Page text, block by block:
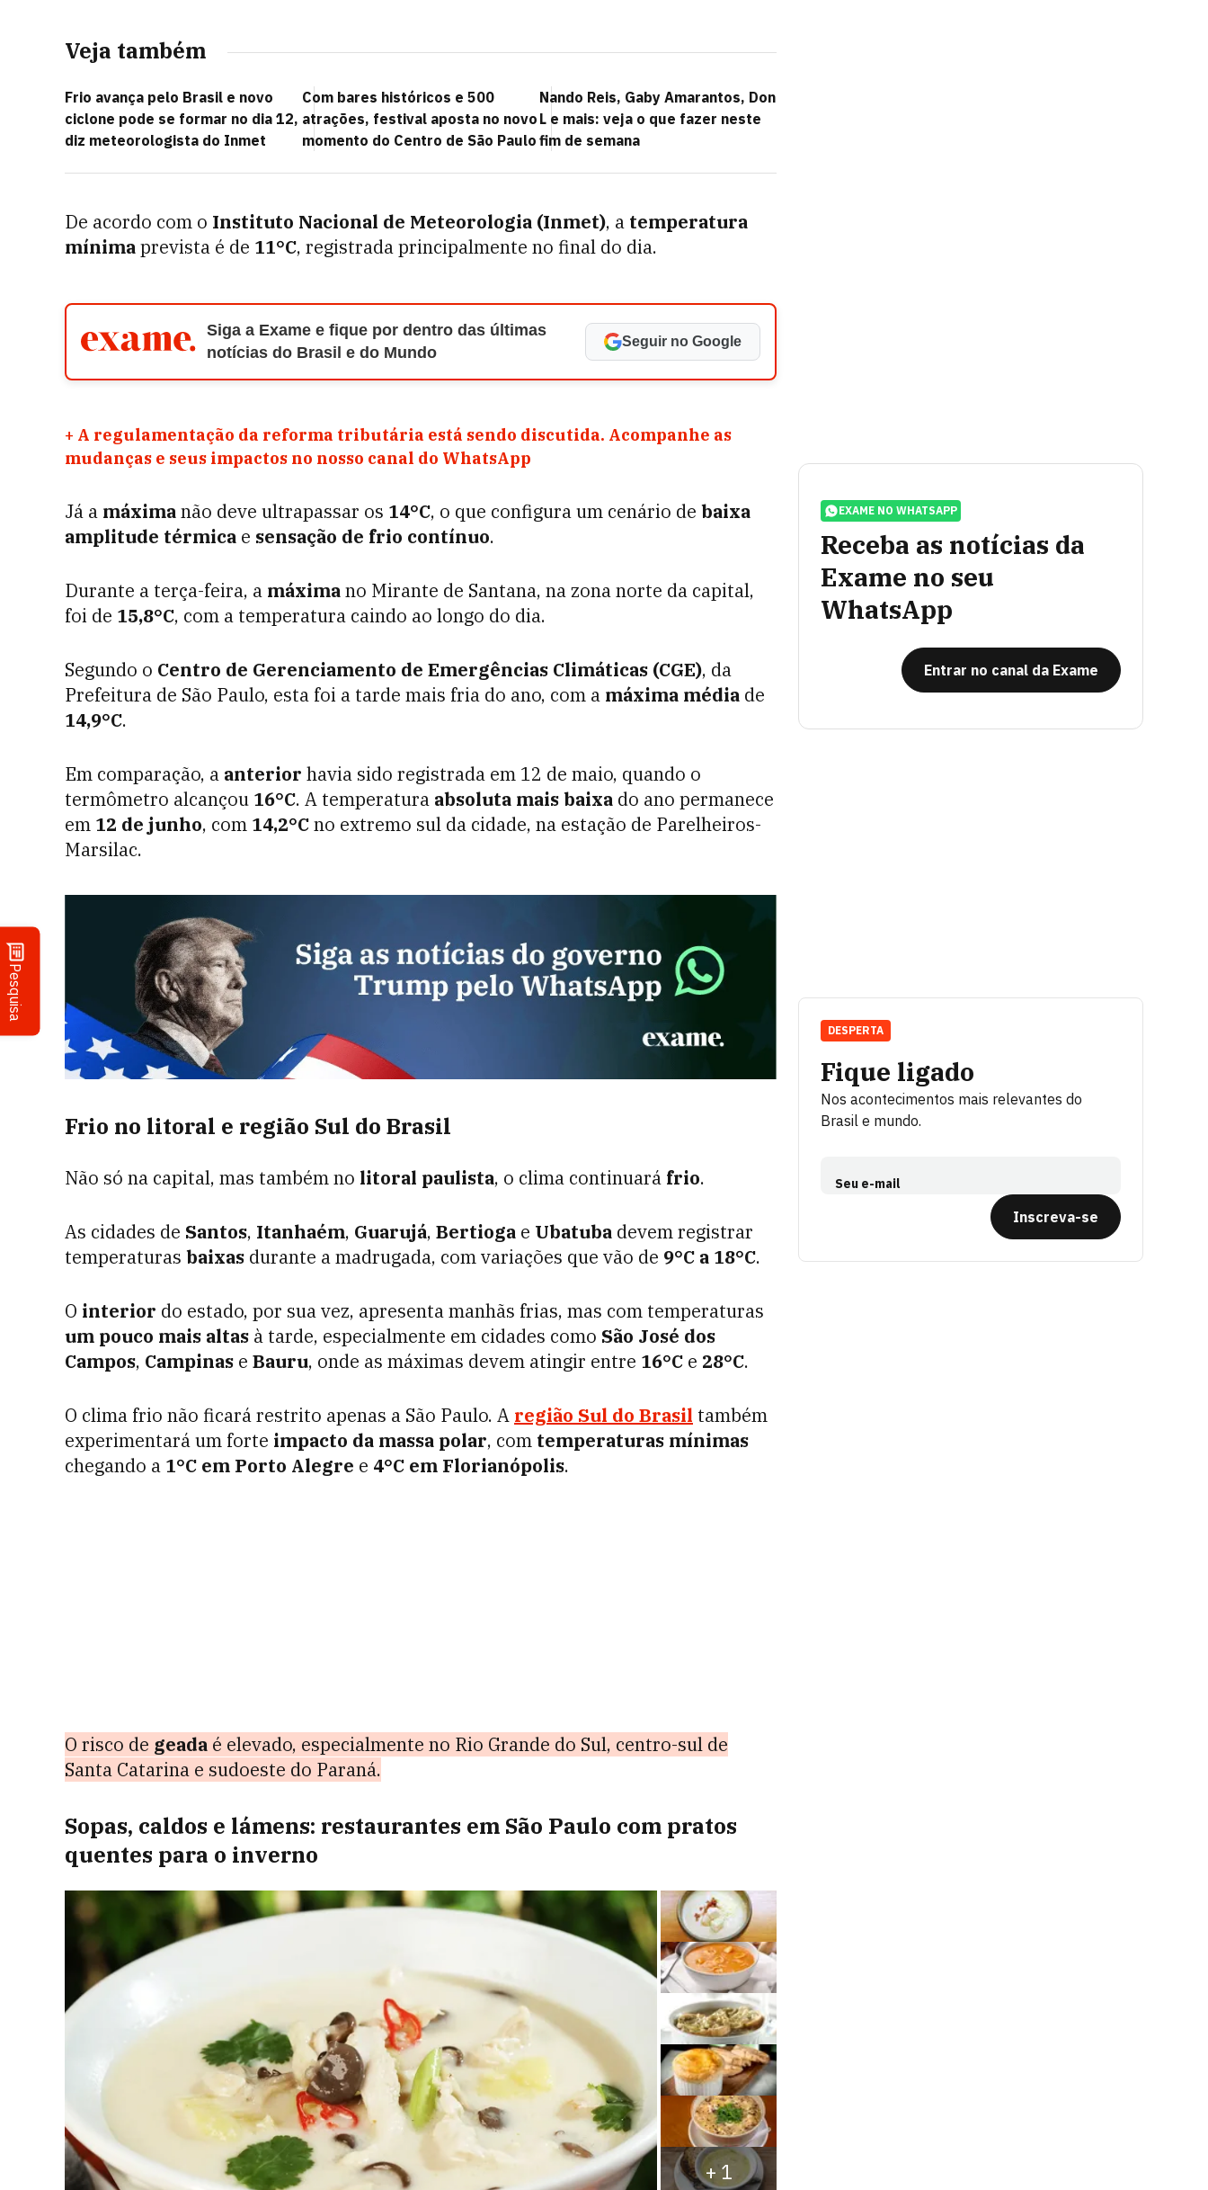
Pesquisa
Veja também
Frio avança pelo Brasil e novo
ciclone pode se formar no dia 12,
diz meteorologista do Inmet
Com bares históricos e 500
atrações, festival aposta no novo
momento do Centro de São Paulo
Nando Reis, Gaby Amarantos, Don
L e mais: veja o que fazer neste
fim de semana
De acordo com o Instituto Nacional de Meteorologia (Inmet), a temperatura
mínimaprevista é de 11°C, registrada principalmente no final do dia.
Siga a Exame e fique por dentro das últimas
notícias do Brasil e do Mundo
Seguir no Google
+ A regulamentação da reforma tributária está sendo discutida. Acompanhe as
mudanças e seus impactos no nosso canal do WhatsApp
Já a máximanão deve ultrapassar os 14°C, o que configura um cenário de baixa
amplitude térmica e sensação de frio contínuo.
Durante a terça-feira, a máximano Mirante de Santana, na zona norte da capital,
foi de 15,8°C, com a temperatura caindo ao longo do dia.
Segundo o Centro de Gerenciamento de Emergências Climáticas (CGE), da
Prefeitura de São Paulo, esta foi a tarde mais fria do ano, com a máxima média de
14,9°C.
Em comparação, a anterior havia sido registrada em 12 de maio, quando o
termômetro alcançou 16°C. A temperatura absoluta mais baixa do ano permanece
em 12 de junho, com 14,2°Cno extremo sul da cidade, na estação de Parelheiros-
Marsilac.
Frio no litoral e região Sul do Brasil
Não só na capital, mas também no litoral paulista, o clima continuará frio.
As cidades de Santos, Itanhaém, Guarujá, Bertioga e Ubatuba devem registrar
temperaturas baixas durante a madrugada, com variações que vão de 9°C a 18°C.
O interior do estado, por sua vez, apresenta manhãs frias, mas com temperaturas
um pouco mais altas à tarde, especialmente em cidades como São José dos
Campos, Campinas e Bauru, onde as máximas devem atingir entre 16°C e 28°C.
O clima frio não ficará restrito apenas a São Paulo. A região Sul do Brasil também
experimentará um forte impacto da massa polar, com temperaturas mínimas
chegando a 1°C em Porto Alegre e 4°C em Florianópolis.
O risco de geada é elevado, especialmente no Rio Grande do Sul, centro-sul de
Santa Catarina e sudoeste do Paraná.
Sopas, caldos e lámens: restaurantes em São Paulo com pratos
quentes para o inverno
+1
EXAME NO WHATSAPP
Receba as notícias da
Exame no seu
WhatsApp
Entrar no canal da Exame
Fique ligado
Nos acontecimentos mais relevantes do
Brasil e mundo.
Seu e-mail
Inscreva-se
DESPERTA